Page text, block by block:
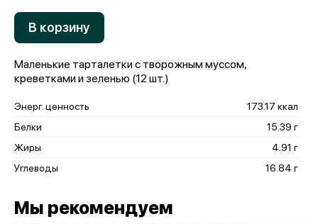
В корзину
Маленькие тарталетки с творожным муссом,
креветками и зеленью (12 шт.)
Энерг. ценность
173.17 ккал
Белки
15.39 г
Жиры
4.91 г
Углеводы
16.84 г
Мы рекомендуем